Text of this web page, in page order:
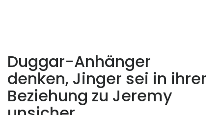
Duggar-Anhänger
denken, Jinger sei in ihrer
Beziehung zu Jeremy